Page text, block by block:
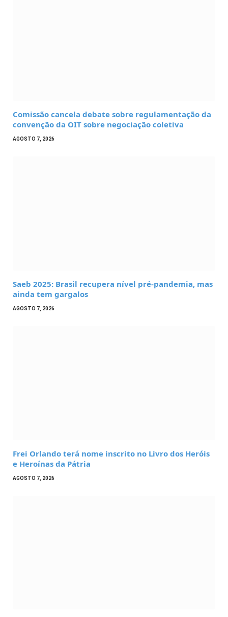
Comissão cancela debate sobre regulamentação da
convenção da OIT sobre negociação coletiva
AGOSTO 7, 2026
Saeb 2025: Brasil recupera nível pré-pandemia, mas
ainda tem gargalos
AGOSTO 7, 2026
Frei Orlando terá nome inscrito no Livro dos Heróis
e Heroínas da Pátria
AGOSTO 7, 2026